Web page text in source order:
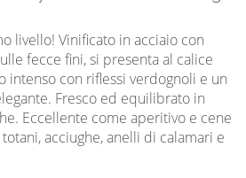
livello! Vinificato in acciaio con
fecce fini, si presenta al calice
intenso con riflessi verdognoli e un
Fresco ed equilibrato in
Eccellente come aperitivo e cene
acciughe, anelli di calamari e